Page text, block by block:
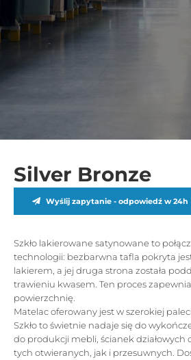
Silver Bronze
Wyślij zapytanie - odpowiedź w 24h
Szkło lakierowane satynowane to
technologii: bezbarwna tafla pokryta
lakierem, a jej druga strona została
trawieniu kwasem. Ten proces
powierzchnię.
Matelac oferowany jest w szerokiej
Szkło to świetnie nadaje się do
do produkcji mebli, ścianek
tych otwieranych, jak i przesuwnych.